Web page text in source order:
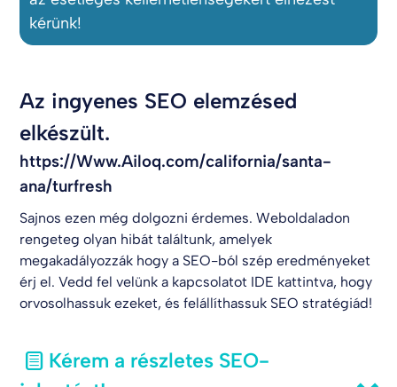
kérünk!
Az ingyenes SEO elemzésed
elkészült.
https://Www.Ailoq.com/california/santa-
ana/turfresh
Sajnos ezen még dolgozni érdemes. Weboldaladon
rengeteg olyan hibát találtunk, amelyek
megakadályozzák hogy a SEO-ból szép eredményeket
érj el. Vedd fel velünk a kapcsolatot IDE kattintva, hogy
orvosolhassuk ezeket, és felállíthassuk SEO stratégiád!
Kérem a részletes SEO-